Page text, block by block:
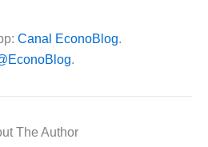
Canal EconoBlog.
.
The Author